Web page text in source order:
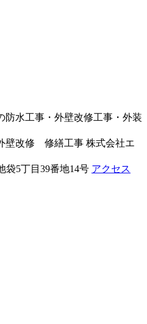
壁改修 修繕工事 株式会社エ
袋5丁目39番地14号 アクセス